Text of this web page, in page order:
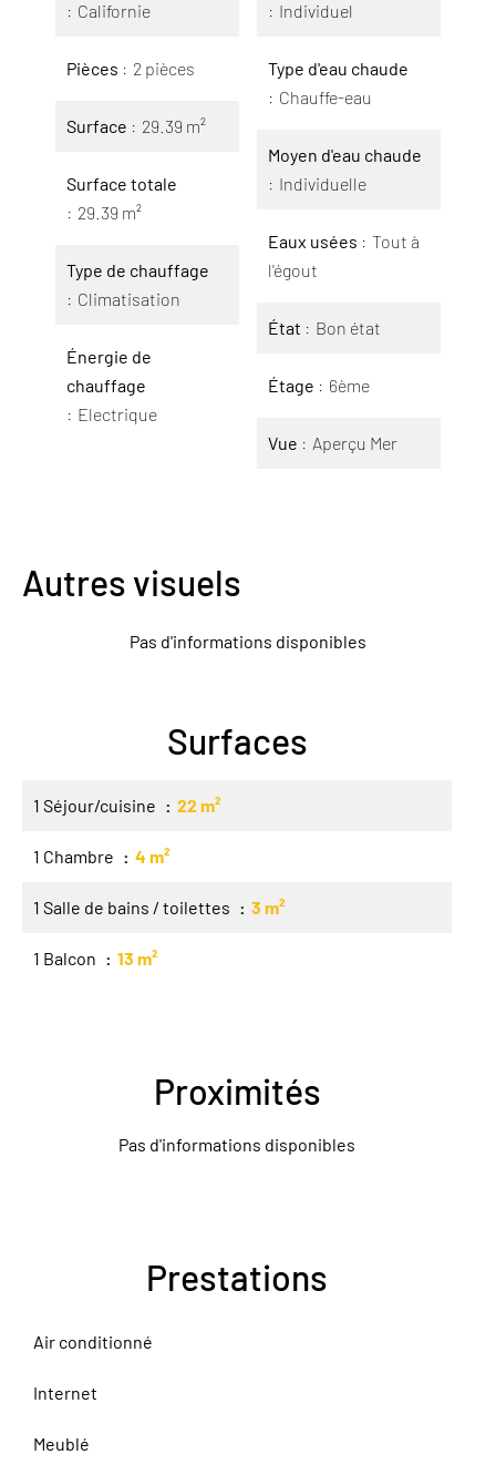
Californie
Pièces 2 pièces
Surface 29.39 m²
Surface totale
29.39 m²
Type de chauffage
Climatisation
Énergie de
chauffage
Electrique
Individuel
Type d'eau chaude
Chauffe-eau
Moyen d'eau chaude
Individuelle
Eaux usées
Tout à
l'égout
État Bon état
Étage 6ème
Vue Aperçu Mer
Autres visuels
Pas d'informations disponibles
Surfaces
1 Séjour/cuisine 22 m²
1 Chambre 4 m²
1 Salle de bains / toilettes 3 m²
1 Balcon 13 m²
Proximités
Pas d'informations disponibles
Prestations
Air conditionné
Internet
Meublé